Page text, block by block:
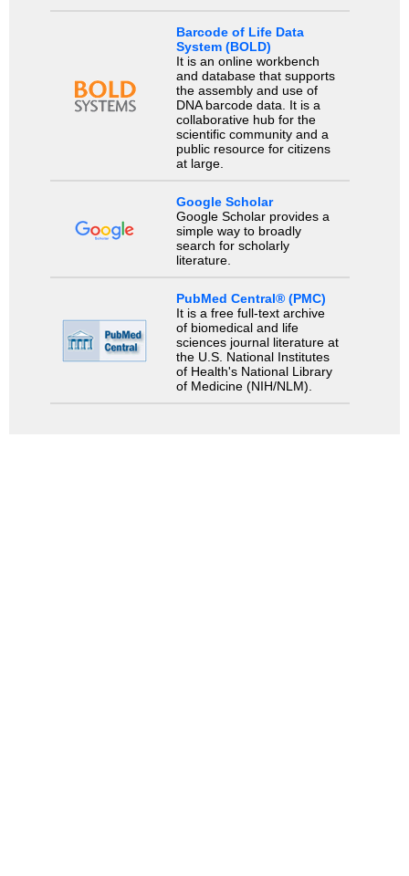
Barcode of Life Data
System (BOLD)
It is an online workbench
and database that supports
the assembly and use of
DNA barcode data. It is a
collaborative hub for the
scientific community and a
public resource for citizens
at large.
Google Scholar
Google Scholar provides a
simple way to broadly
search for scholarly
literature.
PubMed Central® (PMC)
It is a free full-text archive
of biomedical and life
sciences journal literature at
the U.S. National Institutes
of Health's National Library
of Medicine (NIH/NLM).